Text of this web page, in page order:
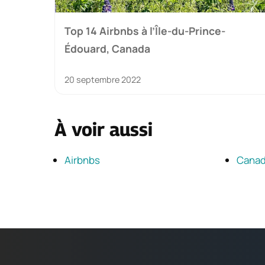
Top 14 Airbnbs à l’Île-du-Prince-
Édouard, Canada
20 septembre 2022
À voir aussi
Airbnbs